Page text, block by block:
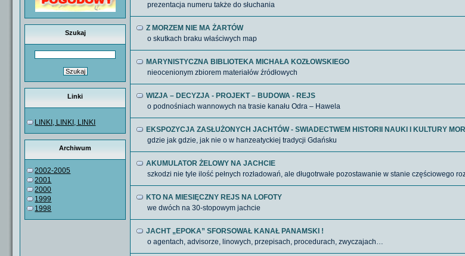
Szukaj
Linki
LINKI, LINKI, LINKI
Archiwum
2002-2005
2001
2000
1999
1998
prezentacja numeru także do słuchania
Z MORZEM NIE MA ŻARTÓW
o skutkach braku właściwych map
MARYNISTYCZNA BIBLIOTEKA MICHAŁA KOZŁOWSKIEGO
nieocenionym zbiorem materiałów źródłowych
WIZJA – DECYZJA - PROJEKT – BUDOWA - REJS
o podnośniach wannowych na trasie kanału Odra – Hawela
EKSPOZYCJA ZASŁUŻONYCH JACHTÓW - SWIADECTWEM HISTORII NAUKI I KULTURY
gdzie jak gdzie, jak nie o w hanzeatyckiej tradycji Gdańsku
​AKUMULATOR ŻELOWY NA JACHCIE
szkodzi nie tyle ilość pełnych rozładowań, ale długotrwałe pozostawanie w stanie częściowego
KTO NA MIESIĘCZNY REJS NA LOFOTY
we dwóch na 30-stopowym jachcie
JACHT „EPOKA” SFORSOWAŁ KANAŁ PANAMSKI !
o agentach, advisorze, linowych, przepisach, procedurach, zwyczajach…